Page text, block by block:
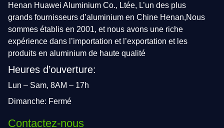
Henan Huawei Aluminium Co., Ltée, L’un des plus
grands fournisseurs d’aluminium en Chine Henan,Nous
sommes établis en 2001, et nous avons une riche
expérience dans l’importation et l’exportation et les
produits en aluminium de haute qualité
Heures d’ouverture:
Lun – Sam, 8AM – 17h
Dimanche: Fermé
Contactez-nous